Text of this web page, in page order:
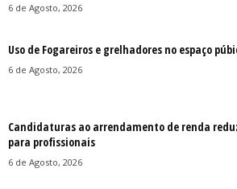
6 de Agosto, 2026
Uso de Fogareiros e grelhadores no espaço
6 de Agosto, 2026
Candidaturas ao arrendamento de renda
para profissionais
6 de Agosto, 2026